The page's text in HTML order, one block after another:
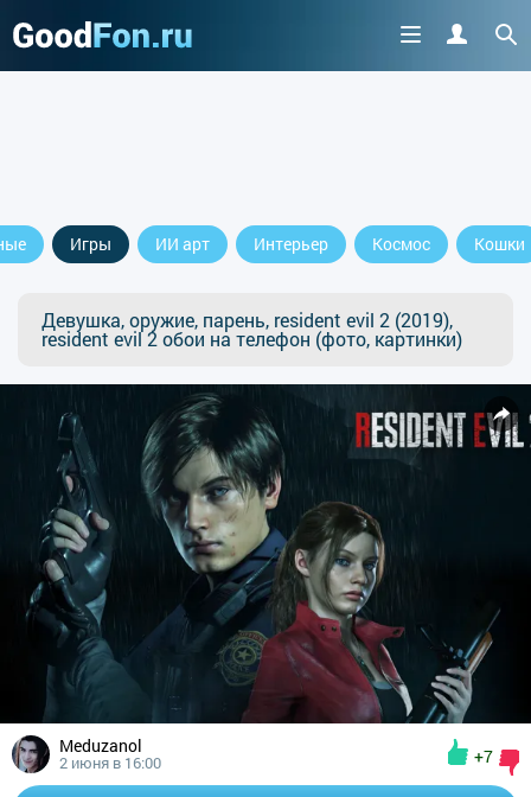
Игры ИИ арт Интерьер Космос Кошки
Девушка, оружие, парень, resident evil 2 (2019),
resident evil 2 обои на телефон (фото, картинки)
Meduzanol
2 июня в 16:00 +7